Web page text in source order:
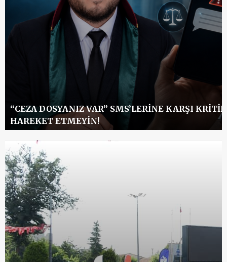
“CEZA DOSYANIZ VAR” SMS’LERINE KARŞI
HAREKET ETMEYIN!